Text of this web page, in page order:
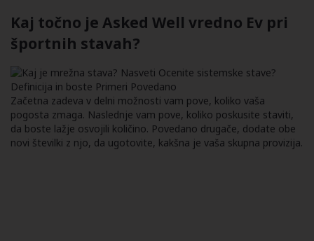
Kaj točno je Asked Well vredno Ev pri
športnih stavah?
Začetna zadeva v delni možnosti vam pove, koliko vaša
pogosta zmaga. Naslednje vam pove, koliko poskusite staviti,
da boste lažje osvojili količino. Povedano drugače, dodate obe
novi številki z njo, da ugotovite, kakšna je vaša skupna provizija.